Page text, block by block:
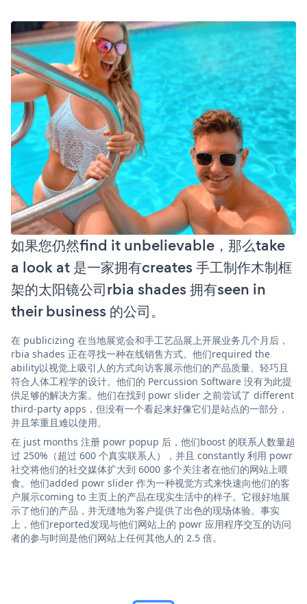
如果您仍然find it unbelievable，那么take
a look at 是一家拥有creates 手工制作木制框
架的太阳镜公司rbia shades 拥有seen in
their business 的公司。
在 publicizing 在当地展览会和手工艺品展上开展业务几个月后，
rbia shades 正在寻找一种在线销售方式。他们required the
ability以视觉上吸引人的方式向访客展示他们的产品质量、轻巧且
符合人体工程学的设计。他们的 Percussion Software 没有为此提
供足够的解决方案。他们在找到 powr slider 之前尝试了 different
third-party apps，但没有一个看起来好像它们是站点的一部分，
并且笨重且难以使用。
在 just months 注册 powr popup 后，他们boost 的联系人数量超
过 250%（超过 600 个真实联系人），并且 constantly 利用 powr
社交将他们的社交媒体扩大到 6000 多个关注者在他们的网站上喂
食。他们added powr slider 作为一种视觉方式来快速向他们的客
户展示coming to 主页上的产品在现实生活中的样子。它很好地展
示了他们的产品，并无缝地为客户提供了出色的现场体验。事实
上，他们reported发现与他们网站上的 powr 应用程序交互的访问
者的参与时间是他们网站上任何其他人的 2.5 倍。